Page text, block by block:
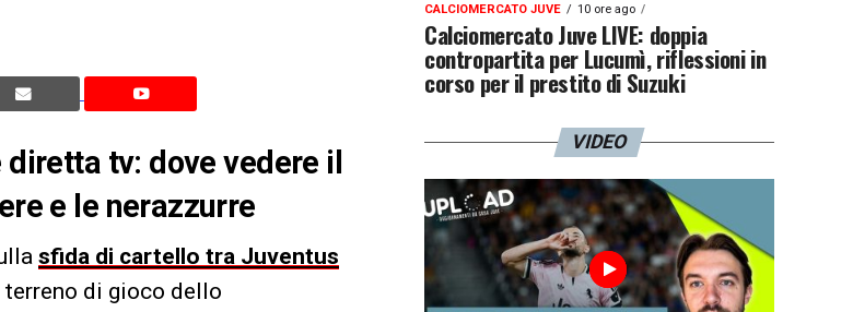
tv: dove vedere il
e le nerazzurre
sfida di cartello tra Juventus
di gioco dello
CALCIOMERCATO JUVE 10 ore ago
Calciomercato Juve LIVE: doppia
contropartita per Lucumì, riflessioni in
corso per il prestito di Suzuki
VIDEO